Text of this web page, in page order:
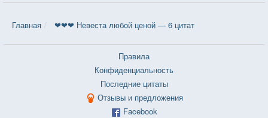
Главная ❤❤❤ Невеста любой ценой — 6 цитат
Правила
Конфиденциальность
Последние цитаты
Отзывы и предложения
Facebook